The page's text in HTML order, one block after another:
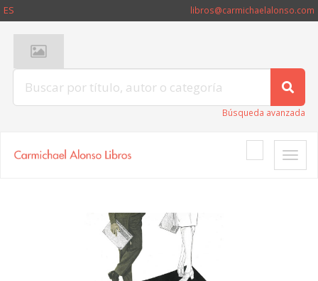
ES libros@carmichaelalonso.com
Búsqueda avanzada
Toggle